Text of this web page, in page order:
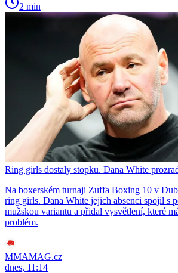
2 min
Ring girls dostaly stopku. Dana White
Na boxerském turnaji Zuffa Boxing 10 v
ring girls. Dana White jejich absenci spojil s
mužskou variantu a přidal vysvětlení, které
problém.
MMAMAG.cz
dnes, 11:14